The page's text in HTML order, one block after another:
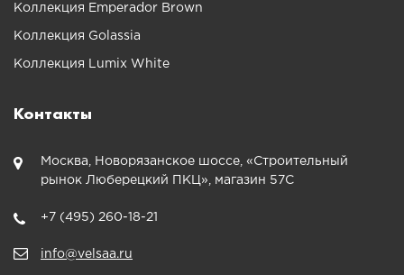
Коллекция Emperador Brown
Коллекция Golassia
Коллекция Lumix White
Контакты
Москва, Новорязанское шоссе, «Строительный
рынок Люберецкий ПКЦ», магазин 57С
+7 (495) 260-18-21
info@velsaa.ru